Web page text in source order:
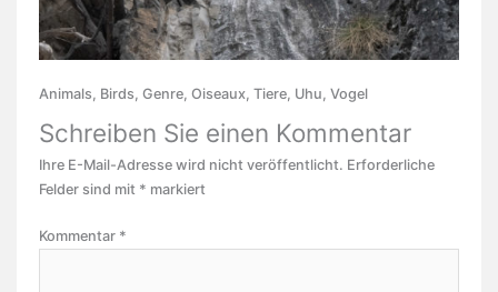
Animals, Birds, Genre, Oiseaux, Tiere, Uhu, Vogel
Schreiben Sie einen Kommentar
Ihre E-Mail-Adresse wird nicht veröffentlicht. Erforderliche
Felder sind mit * markiert
Kommentar *